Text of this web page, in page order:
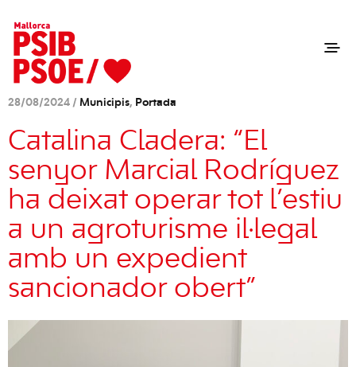
28/08/2024 / Municipis, Portada
Catalina Cladera: “El
senyor Marcial Rodríguez
ha deixat operar tot l’estiu
a un agroturisme il·legal
amb un expedient
sancionador obert”